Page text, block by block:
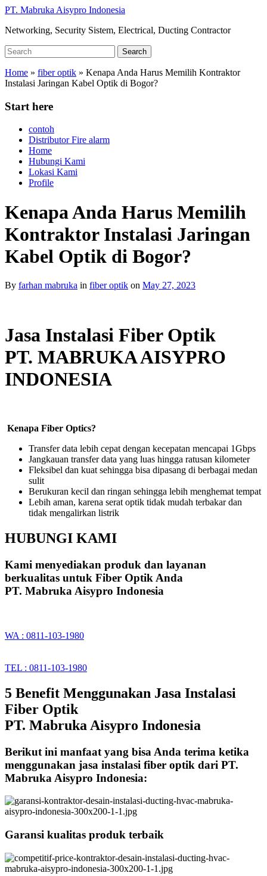
Skip
main
PT. Mabruka Aisypro Indonesia
Networking, Security Sistem, Electrical, Ducting Contractor
Search
for:
Search
Home » fiber optik » Kenapa Anda Harus Memilih Kontraktor
Instalasi Jaringan Kabel Optik di Bogor?
Start here
contoh
Distributor Fire alarm
Home
Hubungi Kami
Lokasi Kami
Profile
Kenapa Anda Harus Memilih
Kontraktor Instalasi Jaringan
Kabel Optik di Bogor?
By farhan mabruka in fiber optik on May 27, 2023
Jasa Instalasi Fiber Optik
PT. MABRUKA AISYPRO
INDONESIA
Kenapa Fiber Optics?
Transfer data lebih cepat dengan kecepatan mencapai 1Gbps
Jangkauan transfer data yang luas hingga ratusan kilometer
Fleksibel dan kuat sehingga bisa dipasang di berbagai medan
sulit
Berukuran kecil dan ringan sehingga lebih menghemat tempat
Lebih aman, karena serat optik tidak mudah terbakar dan
tidak mengalirkan listrik
HUBUNGI KAMI
Kami menyediakan produk dan layanan
berkualitas untuk Fiber Optik Anda
PT. Mabruka Aisypro Indonesia
WA : 0811-103-1980
TEL : 0811-103-1980
5 Benefit Menggunakan Jasa Instalasi
Fiber Optik
PT. Mabruka Aisypro Indonesia
Berikut ini manfaat yang bisa Anda terima ketika
menggunakan jasa instalasi fiber optik dari PT.
Mabruka Aisypro Indonesia:
Garansi kualitas produk terbaik